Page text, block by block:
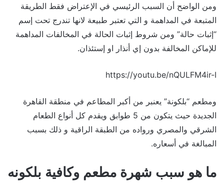
ومن الواضح أن السبب الرئيسي في الإعتراض فقط الطريقة
المتبعة في المداهمة و التي تعتبر طبيعة لانها تندرج تحت إسم
“إثبات حالة” ومن شروط إثبات الحالة في المخالفات المداهمة
للإماكن المخالفة بدون إي أنذار او إستئذان.
https://youtu.be/nQULFM4ir-I
ومطعم “بلكونة” يعنبر من أكبر المطاعم في منطقة القاهرة
الجديدة حيث يتكون من 5 طوابق ويقدم كل أنواع الطعام
الشرقي والمصري ورواده من الطبقة الراقية و ذلك بسبب
المبالغة في أسعاره.
ما هو سبب شهرة مطعم وكافية بلكونه